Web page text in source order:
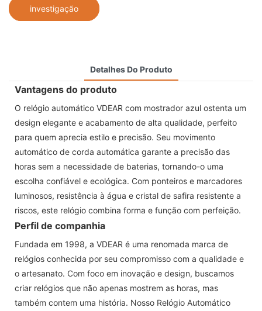
investigação
Detalhes Do Produto
Vantagens do produto
O relógio automático VDEAR com mostrador azul ostenta um
design elegante e acabamento de alta qualidade, perfeito
para quem aprecia estilo e precisão. Seu movimento
automático de corda automática garante a precisão das
horas sem a necessidade de baterias, tornando-o uma
escolha confiável e ecológica. Com ponteiros e marcadores
luminosos, resistência à água e cristal de safira resistente a
riscos, este relógio combina forma e função com perfeição.
Perfil de companhia
Fundada em 1998, a VDEAR é uma renomada marca de
relógios conhecida por seu compromisso com a qualidade e
o artesanato. Com foco em inovação e design, buscamos
criar relógios que não apenas mostrem as horas, mas
também contem uma história. Nosso Relógio Automático